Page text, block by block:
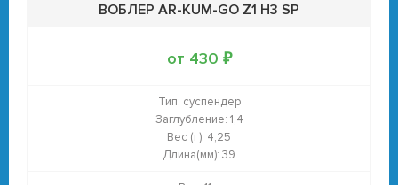
ВОБЛЕР AR-KUM-GO Z1 H3 SP
от 430 ₽
Тип: суспендер
Заглубление: 1,4
Вес (г): 4,25
Длина(мм): 39